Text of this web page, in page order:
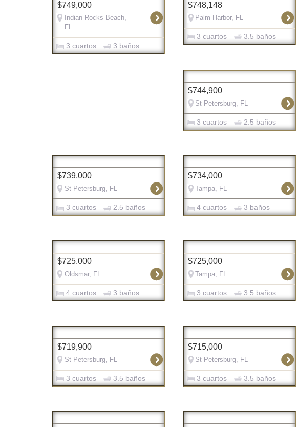
$749,000
Indian Rocks Beach,
FL
3 cuartos 3 baños
$748,148
Palm Harbor, FL
3 cuartos 3.5 baños
$744,900
St Petersburg, FL
3 cuartos 2.5 baños
$739,000
St Petersburg, FL
3 cuartos 2.5 baños
$734,000
Tampa, FL
4 cuartos 3 baños
$725,000
Oldsmar, FL
4 cuartos 3 baños
$725,000
Tampa, FL
3 cuartos 3.5 baños
$719,900
St Petersburg, FL
3 cuartos 3.5 baños
$715,000
St Petersburg, FL
3 cuartos 3.5 baños